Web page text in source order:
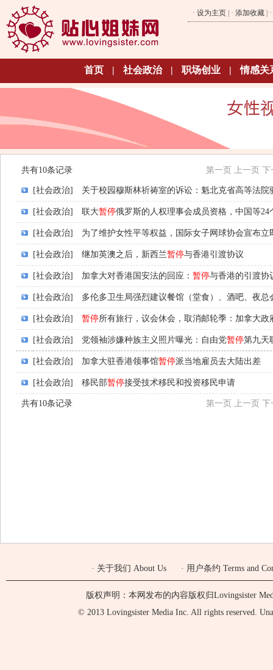
· 设为主页 | · 添加收藏 | ·
首页 | 社会政治 | 职场创业 | 情感关
共有10条记录 第一页 上一页 下
[社会政治] 关于校园穆斯林祈祷室的诉讼：魁北克省高等法院
[社会政治] 联大暂停俄罗斯的人权理事会成员资格，中国等24
[社会政治] 为了维护女性平等权益，国际女子网球协会宣布立
[社会政治] 继加英澳之后，新西兰暂停与香港引渡协议
[社会政治] 加拿大对香港国安法的回应： 暂停与香港的引渡协
[社会政治] 多伦多卫生局强烈建议餐馆（堂食）、酒吧、夜总
[社会政治] 暂停所有旅行，议会休会，取消邮轮季：加拿大政
[社会政治] 党领袖涉嫌种族主义照片曝光：自由党暂停第九天
[社会政治] 加拿大驻香港领事馆暂停派当地雇员去大陆出差
[社会政治] 移民部暂停接受技术移民和投资移民申请
共有10条记录 第一页 上一页 下
· 关于我们 About Us · 用户条约 Terms and
版权声明：本网发布的内容版权归Lovingsister
© 2013 Lovingsister Media Inc. All rights reserved.